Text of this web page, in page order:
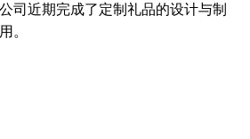
司近期完成了定制礼品的设计与制
。